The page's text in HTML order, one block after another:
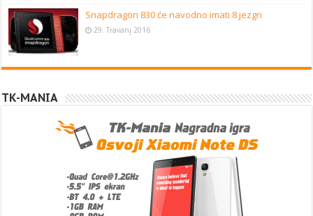
Snapdragon 830 će navodno imati 8 jezgri
29. Travanj 2016
TK-MANIA